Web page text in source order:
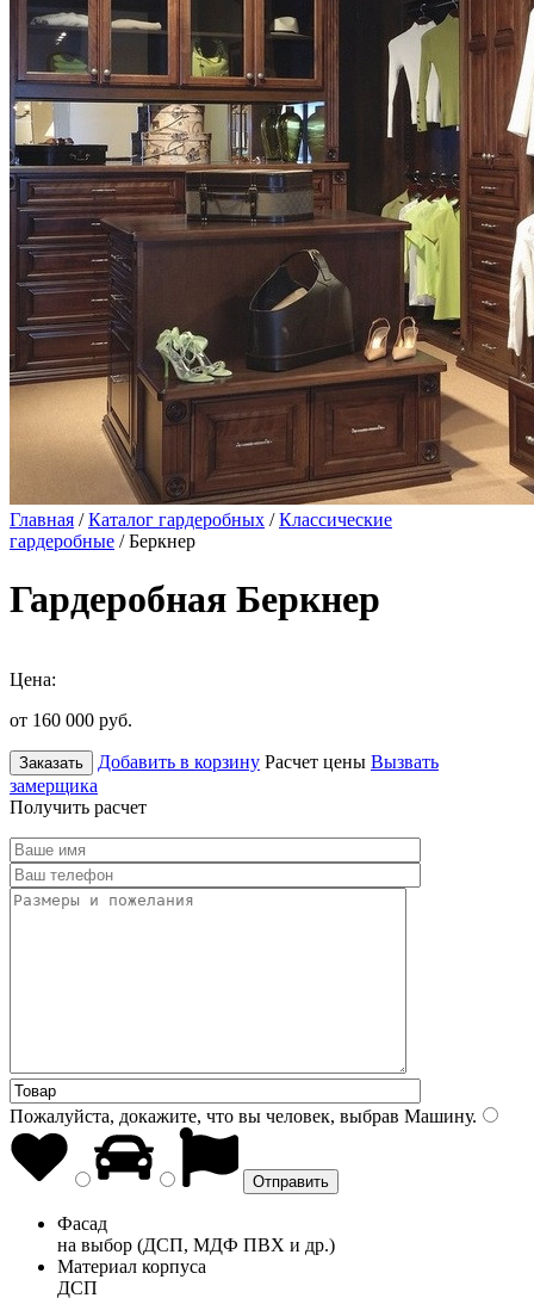
Главная /Каталог гардеробных /Классические
гардеробные / Беркнер
Гардеробная Беркнер
Цена:
от 160 000 руб.
Заказать Добавить в корзину Расчет цены Вызвать
замерщика
Получить расчет
Пожалуйста, докажите, что вы человек, выбрав Машину.
Фасад
на выбор (ДСП, МДФ ПВХ и др.)
Материал корпуса
ДСП